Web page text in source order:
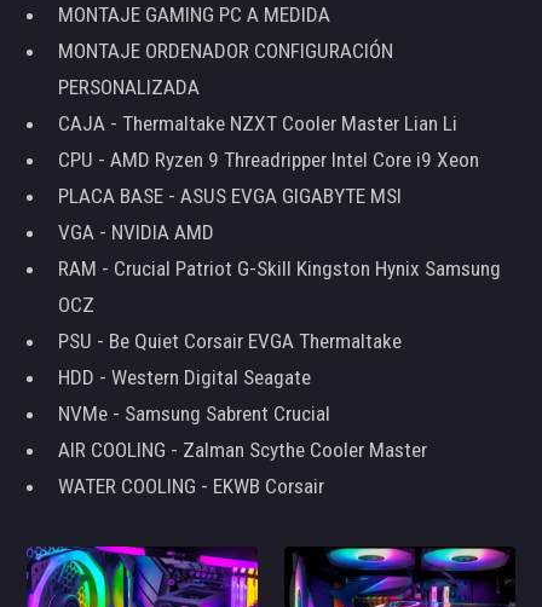
MONTAJE GAMING PC A MEDIDA
MONTAJE ORDENADOR CONFIGURACIÓN
PERSONALIZADA
CAJA - Thermaltake NZXT Cooler Master Lian Li
CPU - AMD Ryzen 9 Threadripper Intel Core i9 Xeon
PLACA BASE - ASUS EVGA GIGABYTE MSI
VGA - NVIDIA AMD
RAM - Crucial Patriot G-Skill Kingston Hynix Samsung
OCZ
PSU - Be Quiet Corsair EVGA Thermaltake
HDD - Western Digital Seagate
NVMe - Samsung Sabrent Crucial
AIR COOLING - Zalman Scythe Cooler Master
WATER COOLING - EKWB Corsair